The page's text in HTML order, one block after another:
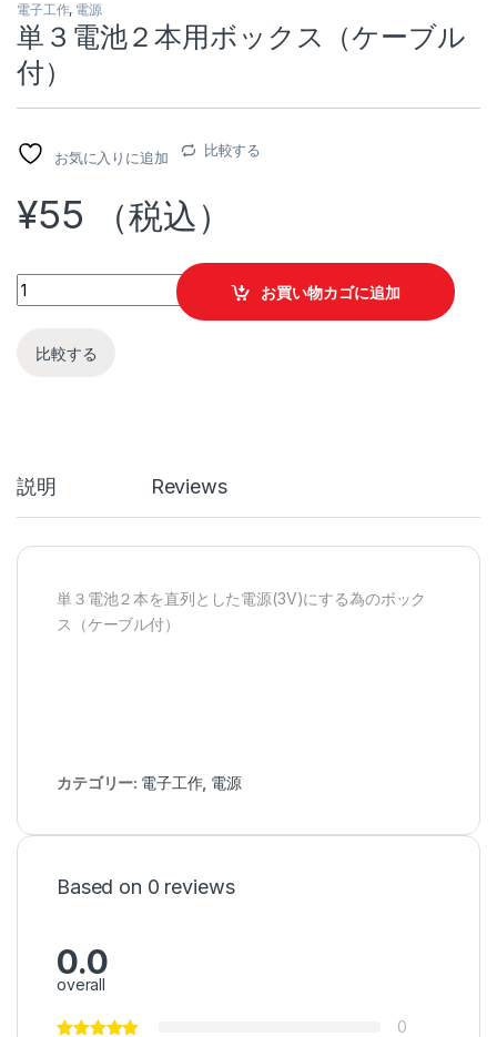
電子工作, 電源
単３電池２本用ボックス（ケーブル
付）
お気に入りに追加 比較する
¥55 （税込）
単３電池２本用ボックス（ケーブル付） quantity
お買い物カゴに追加
比較する
説明 Reviews
単３電池２本を直列とした電源(3V)にする為のボック
ス（ケーブル付）
カテゴリー: 電子工作, 電源
Based on 0 reviews
0.0
overall
0